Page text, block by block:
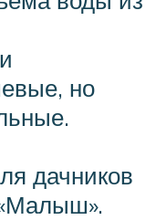
но
дачников